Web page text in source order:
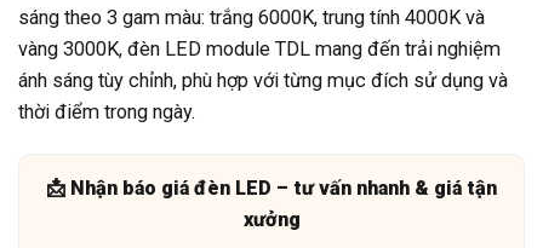
sáng theo 3 gam màu: trắng 6000K, trung tính 4000K và
vàng 3000K, đèn LED module TDL mang đến trải nghiệm
ánh sáng tùy chỉnh, phù hợp với từng mục đích sử dụng và
thời điểm trong ngày.
📩 Nhận báo giá đèn LED – tư vấn nhanh & giá tận
xưởng